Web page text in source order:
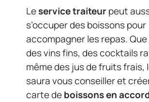
Leservice traiteurpeut
s’occuper des boissons pour
accompagner les repas.
des vins fins, des cocktails
même des jus de fruits frais,
saura vous conseiller et
carte deboissons en